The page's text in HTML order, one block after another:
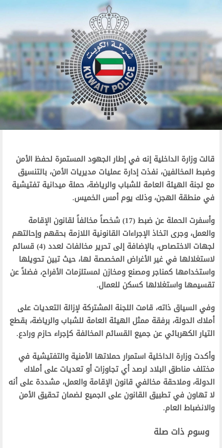
قالت وزارة الداخلية إنه في إطار الجهود المستمرة لحفظ الأمن
وضبط المخالفين، نفذت إدارة عمليات مديريات الأمن، بالتنسيق
مع لجنة الهيئة العامة للشباب والرياضة، حملة ميدانية تفتيشية
في منطقة الهجن، وذلك يوم أمس الخميس.
وأسفرت الحملة عن ضبط (17) شخصاً مخالفاً لقانون الإقامة
والعمل، وجرى اتخاذ الإجراءات القانونية اللازمة بحقهم وإحالتهم
لجهات الاختصاص، بالإضافة إلى تحرير مخالفات لعدد (4) قسائم
لاستغلالها في غير الأغراض المخصصة لها، حيث تبين تحويلها
واستخدامها كمناجر ومصنع ومخازن لمستلزمات الأفراح، فضلاً عن
تقسيمها واستغلالها كسكن للعمال.
وفي السياق ذاته، قامت اللجنة المشتركة لإزالة التعديات على
أملاك الدولة، برفقة ممثل الهيئة العامة للشباب والرياضة، بقطع
التيار الكهربائي عن جميع القسائم المخالفة كإجراء حازم ورادع.
وأكدت وزارة الداخلية استمرار حملاتها الأمنية والتفتيشية في
مختلف مناطق البلاد لرصد أي تجاوزات أو تعديات على أملاك
الدولة، وملاحقة مخالفي قانون الإقامة والعمل، مشددة على أنه
لا تهاون في تطبيق القانون على الجميع لضمان تحقيق الأمن
والانضباط العام.
وسوم ذات صلة